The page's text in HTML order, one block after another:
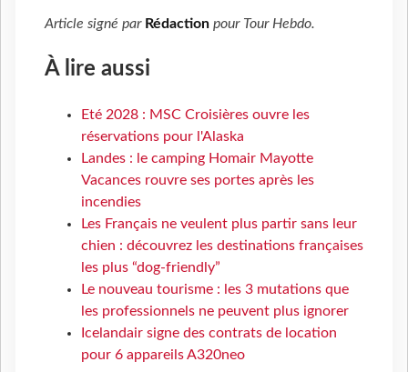
Article signé par Rédaction pour Tour Hebdo.
À lire aussi
Eté 2028 : MSC Croisières ouvre les
réservations pour l'Alaska
Landes : le camping Homair Mayotte
Vacances rouvre ses portes après les
incendies
Les Français ne veulent plus partir sans leur
chien : découvrez les destinations françaises
les plus “dog-friendly”
Le nouveau tourisme : les 3 mutations que
les professionnels ne peuvent plus ignorer
Icelandair signe des contrats de location
pour 6 appareils A320neo